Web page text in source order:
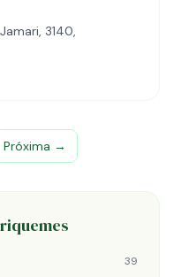
3140,
Próxima →
39